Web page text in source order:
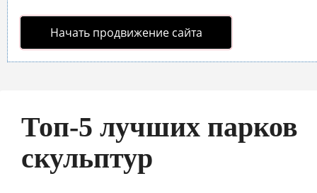
Начать продвижение сайта
Топ-5 лучших парков
скульптур